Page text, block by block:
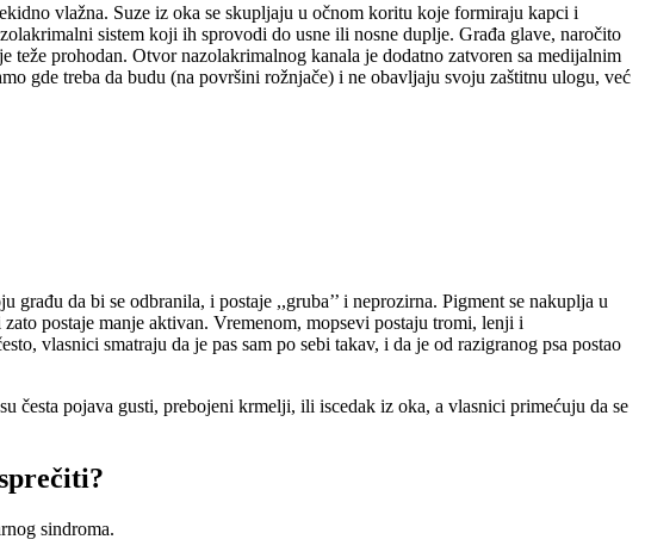
vlažna. Suze iz oka se skupljaju u očnom koritu koje formiraju kapci i
sistem koji ih sprovodi do usne ili nosne duplje. Građa glave, naročito
teže prohodan. Otvor nazolakrimalnog kanala je dodatno zatvoren sa medijalnim
gde treba da budu (na površini rožnjače) i ne obavljaju svoju zaštitnu ulogu, već
da bi se odbranila, i postaje ,,gruba’’ i neprozirna. Pigment se nakuplja u
postaje manje aktivan. Vremenom, mopsevi postaju tromi, lenji i
vlasnici smatraju da je pas sam po sebi takav, i da je od razigranog psa postao
česta pojava gusti, prebojeni krmelji, ili iscedak iz oka, a vlasnici primećuju da se
sindroma.